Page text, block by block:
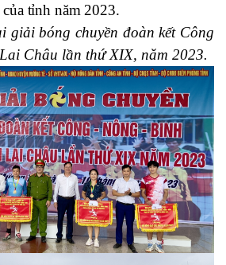
tỉnh năm 2023.
giải bóng chuyền đoàn kết Công
Châu lần thứ XIX, năm 2023.